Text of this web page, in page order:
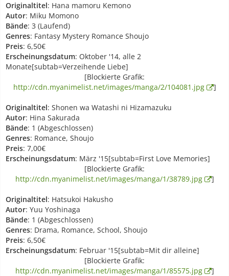
Originaltitel: Hana mamoru Kemono
Autor: Miku Momono
Bände: 3 (Laufend)
Genres: Fantasy Mystery Romance Shoujo
Preis: 6,50€
Erscheinungsdatum: Oktober '14, alle 2
Monate[subtab=Verzeihende Liebe]
[Blockierte Grafik:
http://cdn.myanimelist.net/images/manga/2/104081.jpg
]
Originaltitel: Shonen wa Watashi ni Hizamazuku
Autor: Hina Sakurada
Bände: 1 (Abgeschlossen)
Genres: Romance, Shoujo
Preis: 7,00€
Erscheinungsdatum: März '15[subtab=First Love Memories]
[Blockierte Grafik:
http://cdn.myanimelist.net/images/manga/1/38789.jpg
]
Originaltitel: Hatsukoi Hakusho
Autor: Yuu Yoshinaga
Bände: 1 (Abgeschlossen)
Genres: Drama, Romance, School, Shoujo
Preis: 6,50€
Erscheinungsdatum: Februar '15[subtab=Mit dir alleine]
[Blockierte Grafik:
http://cdn.myanimelist.net/images/manga/1/85575.jpg
]